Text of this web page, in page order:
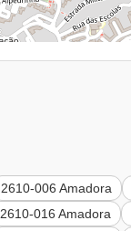
2610-006 Amadora
2610-016 Amadora